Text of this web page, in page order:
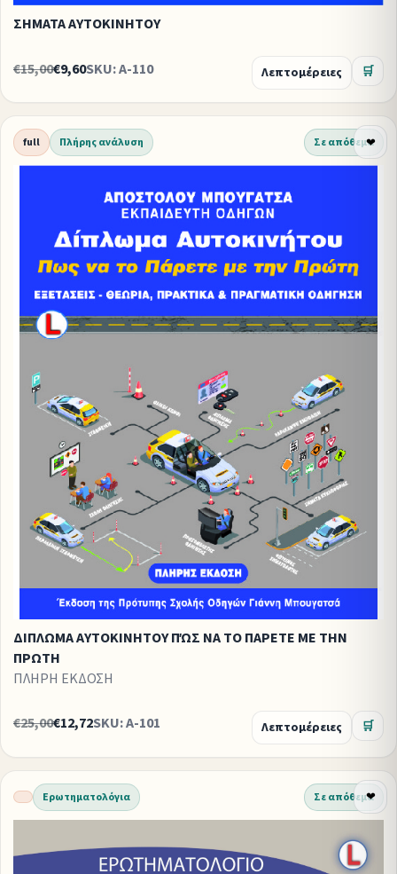
ΣΗΜΑΤΑ ΑΥΤΟΚΙΝΗΤΟΥ
€15,00€9,60SKU: A-110 Λεπτομέρειες 🛒
❤
full Πλήρης ανάλυση Σε απόθεμα
ΔΙΠΛΩΜΑ ΑΥΤΟΚΙΝΗΤΟΥ ΠΏΣ ΝΑ ΤΟ ΠΑΡΕΤΕ ΜΕ ΤΗΝ
ΠΡΩΤΗ
ΠΛΗΡΗ ΕΚΔΟΣΗ
€25,00€12,72SKU: A-101 Λεπτομέρειες 🛒
❤
Ερωτηματολόγια Σε απόθεμα